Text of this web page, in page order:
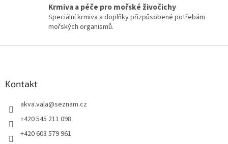
ý
p
u
Krmiva a péče pro mořské živočichy
Speciální krmiva a doplňky přizpůsobené potřebám
mořských organismů.
Kontakt
akva.vala@seznam.cz
+420 545 211 098
+420 603 579 961